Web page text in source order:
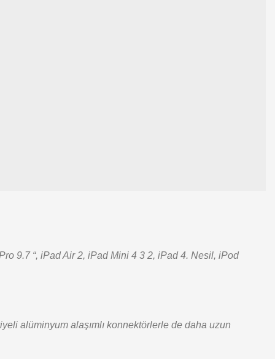
9.7 “, iPad Air 2, iPad Mini 4 3 2, iPad 4. Nesil, iPod
alüminyum alaşımlı konnektörlerle de daha uzun